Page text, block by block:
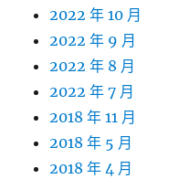
2022 年 10 月
2022 年 9 月
2022 年 8 月
2022 年 7 月
2018 年 11 月
2018 年 5 月
2018 年 4 月